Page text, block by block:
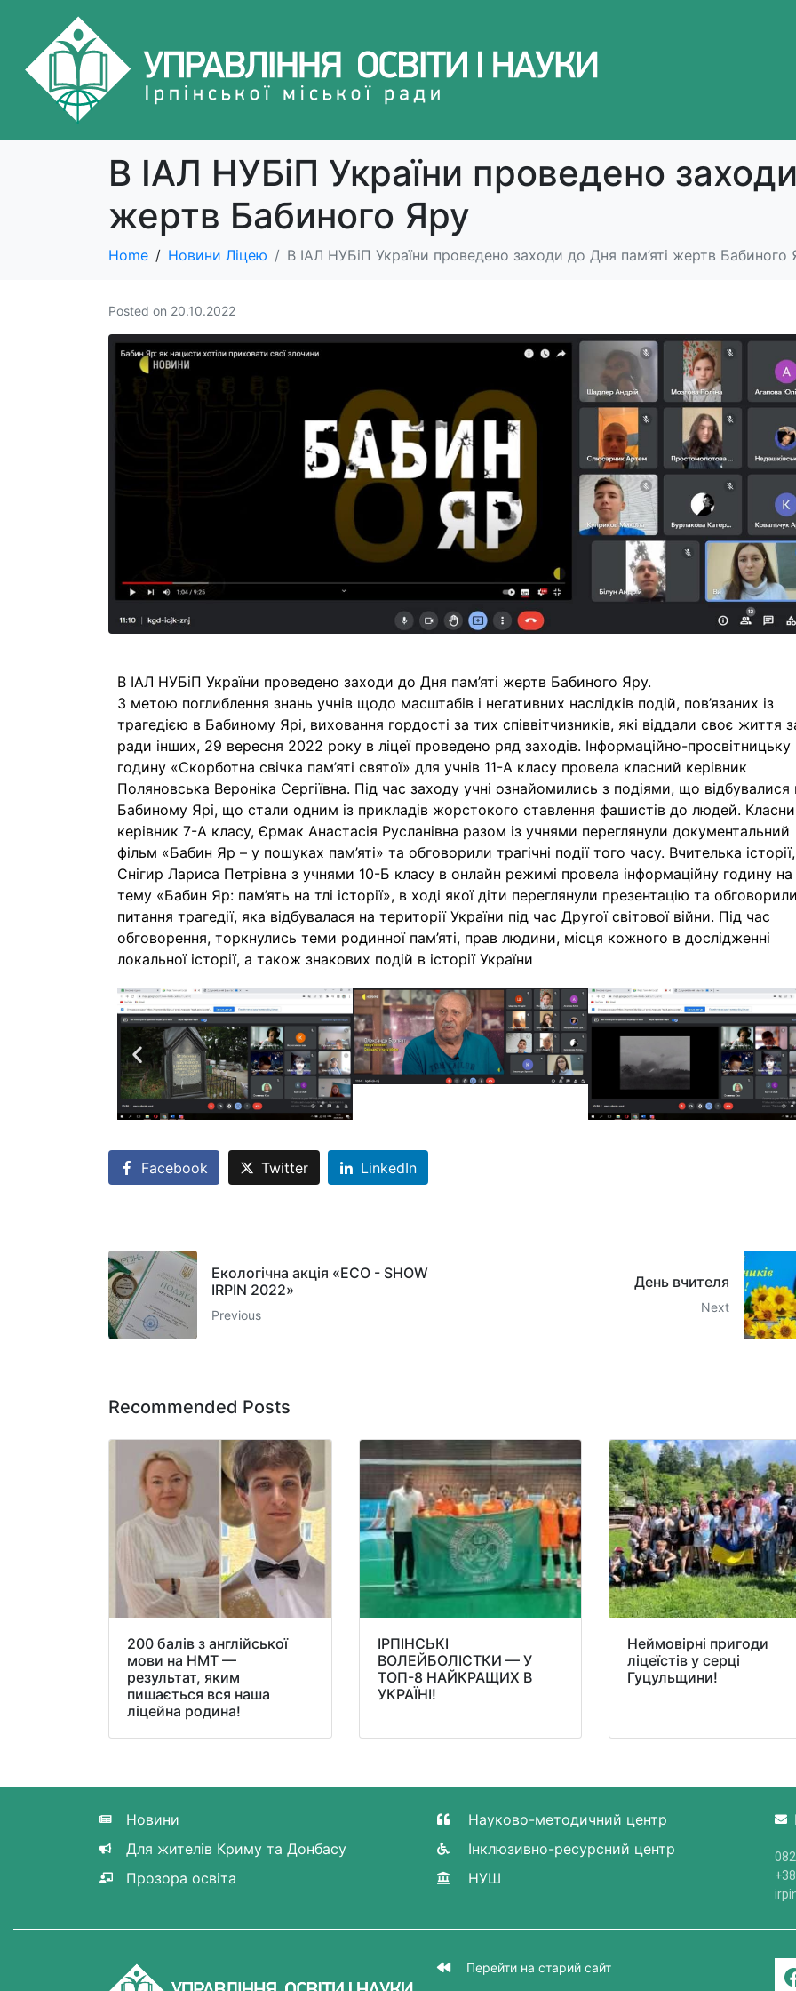
В ІАЛ НУБіП України проведено
жертв Бабиного Яру
Home Новини Ліцею В ІАЛ НУБіП України проведено заходи до Дня пам’яті жертв Бабиного
Posted on 20.10.2022
В ІАЛ НУБіП України проведено заходи до Дня пам’яті жертв Бабиного Яру.
З метою поглиблення знань учнів щодо масштабів і негативних наслідків подій, пов’язаних із
трагедією в Бабиному Ярі, виховання гордості за тих співвітчизників, які віддали своє життя
ради інших, 29 вересня 2022 року в ліцеї проведено ряд заходів. Інформаційно-просвітницьку
годину «Скорботна свічка пам’яті святої» для учнів 11-А класу провела класний керівник
Поляновська Вероніка Сергіївна. Під час заходу учні ознайомились з подіями, що відбувалися
Бабиному Ярі, що стали одним із прикладів жорстокого ставлення фашистів до людей.
керівник 7-А класу, Єрмак Анастасія Русланівна разом із учнями переглянули документальний
фільм «Бабин Яр – у пошуках пам’яті» та обговорили трагічні події того часу. Вчителька історії,
Снігир Лариса Петрівна з учнями 10-Б класу в онлайн режимі провела інформаційну годину на
тему «Бабин Яр: пам’ять на тлі історії», в ході якої діти переглянули презентацію та
питання трагедії, яка відбувалася на території України під час Другої світової війни. Під час
обговорення, торкнулись теми родинної пам’яті, прав людини, місця кожного в дослідженні
локальної історії, а також знакових подій в історії України
Facebook Twitter LinkedIn
Екологічна акція «ECO - SHOW
IRPIN 2022»
Previous
День вчителя
Next
Recommended Posts
200 балів з англійської
мови на НМТ —
результат, яким
пишається вся наша
ліцейна родина!
ІРПІНСЬКІ
ВОЛЕЙБОЛІСТКИ — У
ТОП-8 НАЙКРАЩИХ В
УКРАЇНІ!
Неймовірні пригоди
ліцеїстів у серці
Гуцульщини!
Новини
Для жителів Криму та Донбасу
Прозора освіта
Науково-методичний центр
Інклюзивно-ресурсний центр
НУШ
Перейти на старий сайт